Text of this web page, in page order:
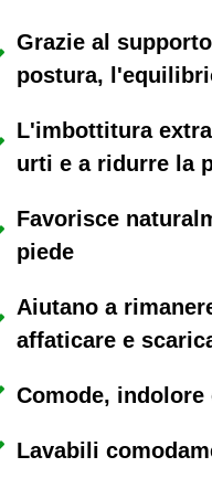
Grazie al
postura,
L'imbottitura
urti e a ridurre la
Favorisce
piede
Aiutano a
affaticare e
Comode,
Lavabili